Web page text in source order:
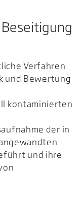
Verfahren
und Bewertung
kontaminierten
der in
und ihre